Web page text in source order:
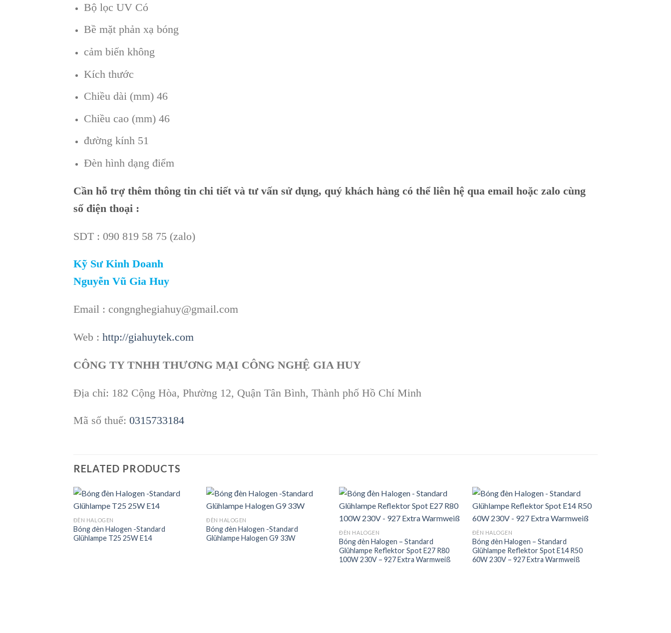
Bộ lọc UV Có
Bề mặt phản xạ bóng
cảm biến không
Kích thước
Chiều dài (mm) 46
Chiều cao (mm) 46
đường kính 51
Đèn hình dạng điểm
Cần hỗ trợ thêm thông tin chi tiết và tư vấn sử dụng, quý khách hàng có thể liên hệ qua email hoặc zalo cùng
số điện thoại :
SDT : 090 819 58 75 (zalo)
Kỹ Sư Kinh Doanh
Nguyễn Vũ Gia Huy
Email : congnghegiahuy@gmail.com
Web : http://giahuytek.com
CÔNG TY TNHH THƯƠNG MẠI CÔNG NGHỆ GIA HUY
Địa chỉ: 182 Cộng Hòa, Phường 12, Quận Tân Bình, Thành phố Hồ Chí Minh
Mã số thuế: 0315733184
RELATED PRODUCTS
ĐÈN HALOGEN
Bóng đèn Halogen -Standard
Glühlampe T25 25W E14
ĐÈN HALOGEN
Bóng đèn Halogen -Standard
Glühlampe Halogen G9 33W
ĐÈN HALOGEN
Bóng đèn Halogen – Standard
Glühlampe Reflektor Spot E27 R80
100W 230V – 927 Extra Warmweiß
ĐÈN HALOGEN
Bóng đèn Halogen – Standard
Glühlampe Reflektor Spot E14 R50
60W 230V – 927 Extra Warmweiß